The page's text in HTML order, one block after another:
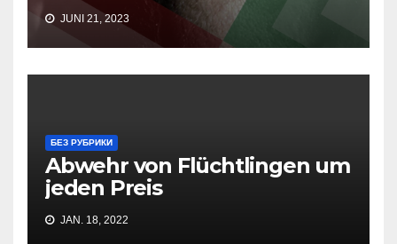
JUNI 21, 2023
БЕЗ РУБРИКИ
Abwehr von Flüchtlingen um
jeden Preis
JAN. 18, 2022